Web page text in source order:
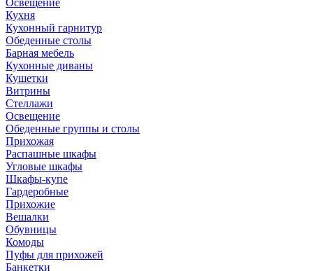
Освещение
Кухня
Кухонный гарнитур
Обеденные столы
Барная мебель
Кухонные диваны
Кушетки
Витрины
Стеллажи
Освещение
Обеденные группы и столы
Прихожая
Распашные шкафы
Угловые шкафы
Шкафы-купе
Гардеробные
Прихожие
Вешалки
Обувницы
Комоды
Пуфы для прихожей
Банкетки